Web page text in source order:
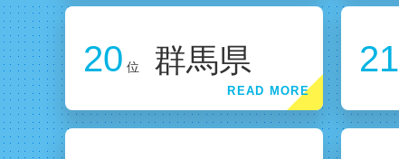
20 位 群馬県 21